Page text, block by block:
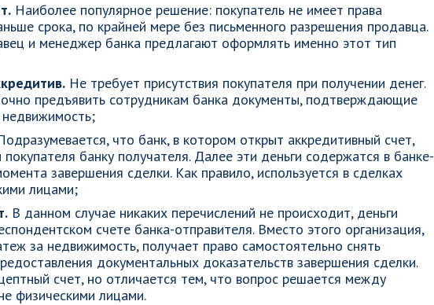
Наиболее популярное решение: покупатель не имеет права
срока, по крайней мере без письменного разрешения продавца.
и менеджер банка предлагают оформлять именно этот тип
Не требует присутствия покупателя при получении денег.
предъявить сотрудникам банка документы, подтверждающие
что банк, в котором открыт аккредитивный счет,
покупателя банку получателя. Далее эти деньги содержатся в банке-
завершения сделки. Как правило, используется в сделках
лицами;
В данном случае никаких перечислений не происходит, деньги
счете банка-отправителя. Вместо этого организация,
за недвижимость, получает право самостоятельно снять
документальных доказательств завершения сделки.
счет, но отличается тем, что вопрос решается между
физическими лицами.